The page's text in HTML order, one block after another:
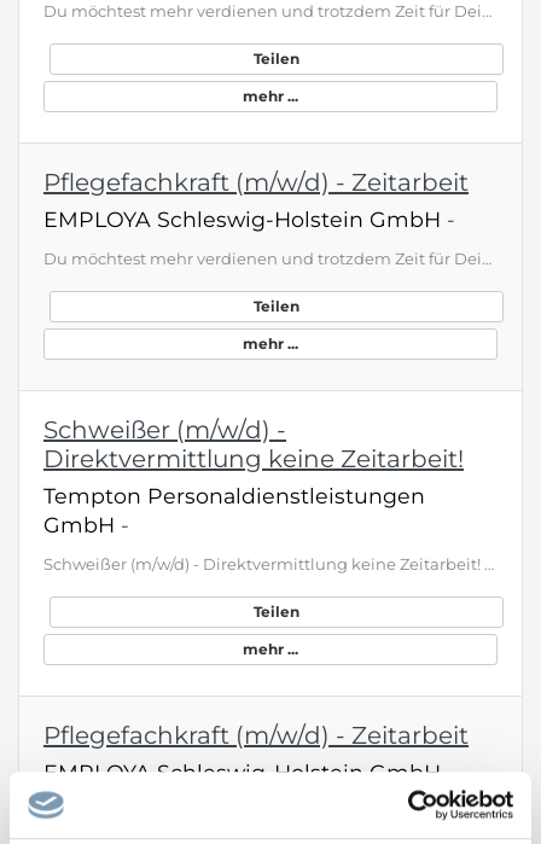
Du möchtest mehr verdienen und trotzdem Zeit für Dein Privatleben haben? Komm als Pflegefachkraft (m/w/d) – Zeitarbeit in Bremen zu EMPLOYA und sichere Dir ab 28 €/Std. Top‑Vorteile auf einen Blick ● Ab 28 € brutto pro Stunde – deutlich über vielen klassischen Festanstellungen ● 30 Tage Urlaub plus Urlaubs- und Weihnachtsgeld bis 500 € ● Zuschläge: 100 % Feiertage, 50 % Sonntage, 25 % Nächte, 20 % Samstage, 14,28 % Mehrarbeit ● Auf Wunsch bundesweite Einsätze mit 28 € steuerfrei pro Tag und ges…
Teilen
mehr ...
Pflegefachkraft (m/w/d) - Zeitarbeit
EMPLOYA Schleswig-Holstein GmbH -
Du möchtest mehr verdienen und trotzdem Zeit für Dein Privatleben haben? Komm als Pflegefachkraft (m/w/d) – Zeitarbeit in Schleswig-Holstein zu EMPLOYA und sichere Dir ab 28 €/Std. plus 2.000 € Willkommensprämie. Top‑Vorteile auf einen Blick ● Ab 28 € brutto pro Stunde – deutlich über vielen klassischen Festanstellungen ● 30 Tage Urlaub plus Urlaubs- und Weihnachtsgeld bis 500 € ● Zuschläge: 100 % Feiertage, 50 % Sonntage, 25 % Nächte, 20 % Samstage, 14,28 % Mehrarbeit ● Auf Wunsch bundesweite …
Teilen
mehr ...
Schweißer (m/w/d) -
Direktvermittlung keine Zeitarbeit!
Tempton Personaldienstleistungen
GmbH -
Schweißer (m/w/d) - Direktvermittlung keine Zeitarbeit! Sie sind auf der Suche nach einer neuen beruflichen Herausforderung und bringen bereits Erfahrung als WIG/MAG-Schweißer oder Blechner mit? Dann sind Sie bei uns genau richtig. Für unseren Kunden aus der blechverarbeitenden Industrie in Alpirsbach suchen wir zum nächstmöglichen Zeitpunkt einen WIG/MAG- Schweißer (m/w/d) in Vollzeit und unbefristeter Direktanstellung. Das Team der Niederlassung Tempton Freudenstadt freut sich auf Ihre Bewerb…
Teilen
mehr ...
Pflegefachkraft (m/w/d) - Zeitarbeit
EMPLOYA Schleswig-Holstein GmbH
Du möchtest mehr verdienen und trotzdem Zeit für Dein Privatleben haben? Komm als Pflegefachkraft (m/w/d) – Zeitarbeit in Schleswig-Holstein zu EMPLOYA und sichere Dir ab 28 €/Std. plus 2.000 € Willkommensprämie. Top‑Vorteile auf einen Blick ● Ab 28 € brutto pro Stunde – deutlich über vielen klassischen Festanstellungen ● 30 Tage Urlaub plus Urlaubs- und Weihnachtsgeld bis 500 € ● Zuschläge: 100 % Feiertage, 50 % Sonntage, 25 % Nächte, 20 % Samstage, 14,28 % Mehrarbeit ● Auf Wunsch bundesweite …